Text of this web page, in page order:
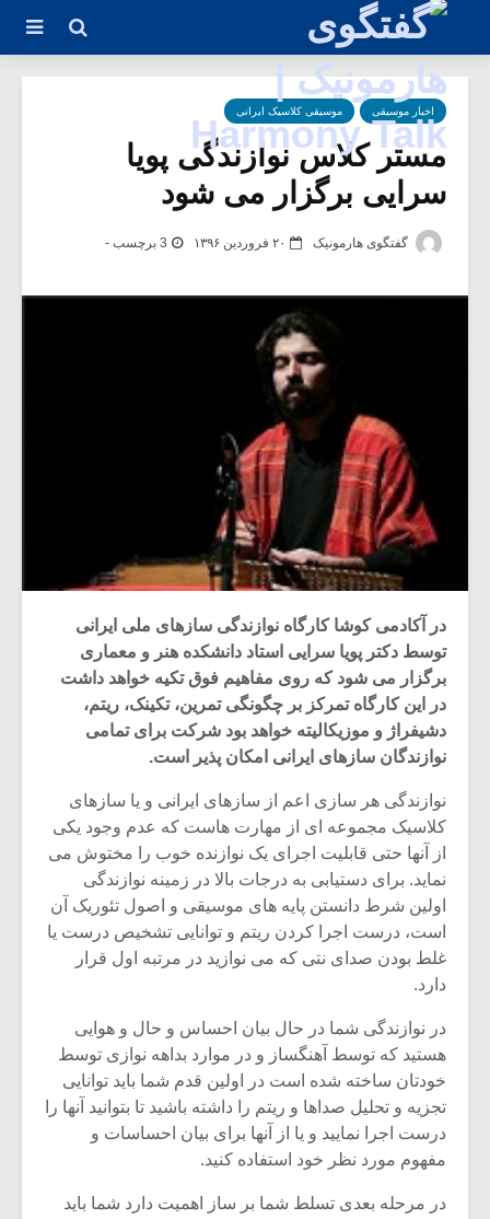
اخبار موسیقی موسیقی کلاسیک ایرانی
مستر کلاس نوازندگی پویا
سرایی برگزار می شود
گفتگوی هارمونیک ۲۰ فروردین ۱۳۹۶ 3 برچسب -
در آکادمی کوشا کارگاه نوازندگی سازهای ملی ایرانی
توسط دکتر پویا سرایی استاد دانشکده هنر و معماری
برگزار می شود که روی مفاهیم فوق تکیه خواهد داشت
در این کارگاه تمرکز بر چگونگی تمرین، تکینک، ریتم،
دشیفراژ و موزیکالیته خواهد بود شرکت برای تمامی
نوازندگان سازهای ایرانی امکان پذیر است.
نوازندگی هر سازی اعم از سازهای ایرانی و یا سازهای
کلاسیک مجموعه ای از مهارت هاست که عدم وجود یکی
از آنها حتی قابلیت اجرای یک نوازنده خوب را مختوش می
نماید. برای دستیابی به درجات بالا در زمینه نوازندگی
اولین شرط دانستن پایه های موسیقی و اصول تئوریک آن
است، درست اجرا کردن ریتم و توانایی تشخیص درست یا
غلط بودن صدای نتی که می نوازید در مرتبه اول قرار
دارد.
در نوازندگی شما در حال بیان احساس و حال و هوایی
هستید که توسط آهنگساز و در موارد بداهه نوازی توسط
خودتان ساخته شده است در اولین قدم شما باید توانایی
تجزیه و تحلیل صداها و ریتم را داشته باشید تا بتوانید آنها را
درست اجرا نمایید و یا از آنها برای بیان احساسات و
مفهوم مورد نظر خود استفاده کنید.
در مرحله بعدی تسلط شما بر ساز اهمیت دارد شما باید